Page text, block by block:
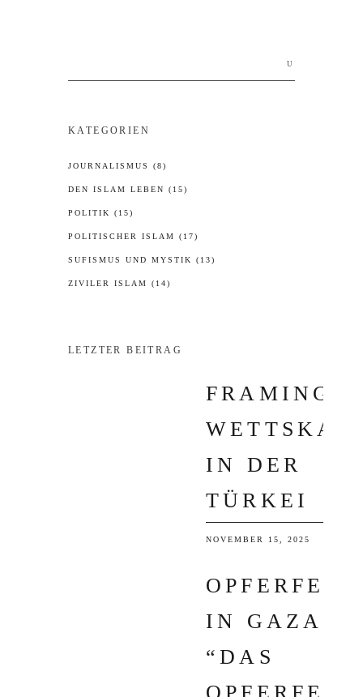
KATEGORIEN
JOURNALISMUS (8)
DEN ISLAM LEBEN (15)
POLITIK (15)
POLITISCHER ISLAM (17)
SUFISMUS UND MYSTIK (13)
ZIVILER ISLAM (14)
LETZTER BEITRAG
FRAMING
IN DER
TÜRKEI
NOVEMBER 15, 2025
OPFERFEST
IN GAZA:
“DAS